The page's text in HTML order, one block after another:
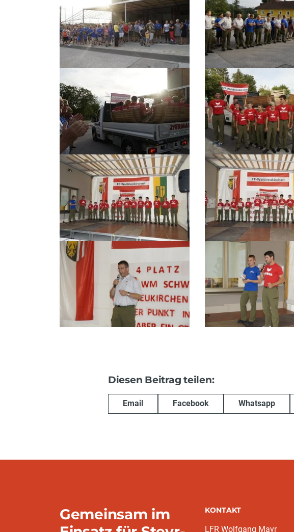
Diesen Beitrag teilen:
Email Facebook Whatsapp
Gemeinsam im
KONTAKT
LFR Wolfgang Mayr